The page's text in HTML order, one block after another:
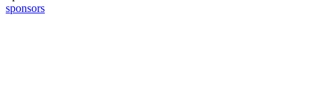
sponsors